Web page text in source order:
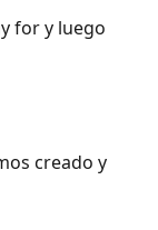
for y luego
creado y